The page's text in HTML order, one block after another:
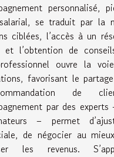
personnalisé,
se traduit par la
ciblées, l’accès à un
et l’obtention de
ouvre la
favorisant le
de
par des
– permet
de négocier au
les revenus.